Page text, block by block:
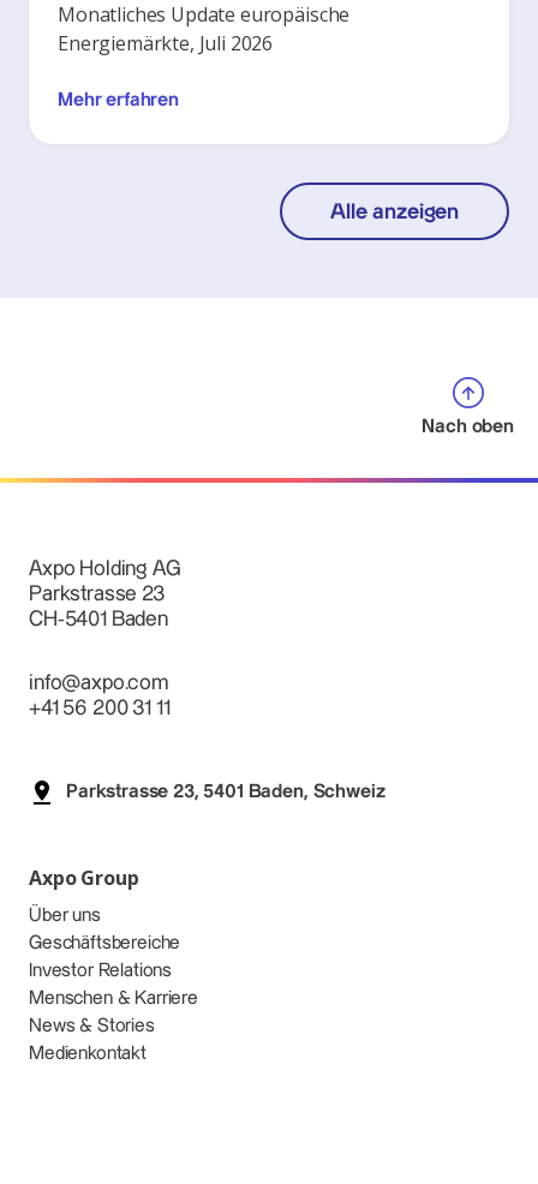
Monatliches Update europäische
Energiemärkte, Juli 2026
Mehr erfahren
Alle anzeigen
Nach oben
Axpo Holding AG
Parkstrasse 23
CH-5401 Baden
info@axpo.com
+41 56 200 31 11
Parkstrasse 23, 5401 Baden, Schweiz
Axpo Group
Über uns
Geschäftsbereiche
Investor Relations
Menschen & Karriere
News & Stories
Medienkontakt